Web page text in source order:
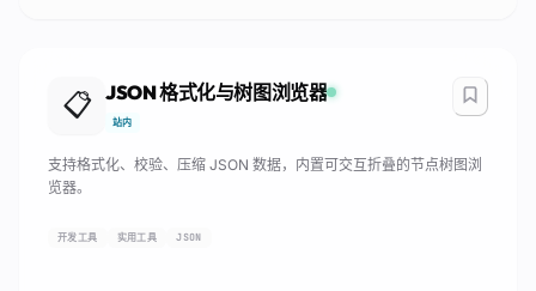
📋 JSON 格式化与树图浏览器
站内
支持格式化、校验、压缩 JSON 数据，内置可交互折叠的节点树图浏
览器。
开发工具 实用工具 JSON